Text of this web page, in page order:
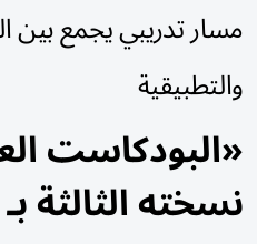
مسار تدريبي يجمع بين
والتطبيقية
«البودكاست
نسخته الثالثة بـ 4 ورش